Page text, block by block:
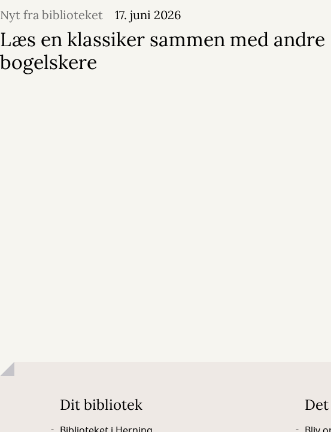
Nyt fra biblioteket 17. juni 2026
Læs en klassiker sammen med andre
bogelskere
Dit bibliotek